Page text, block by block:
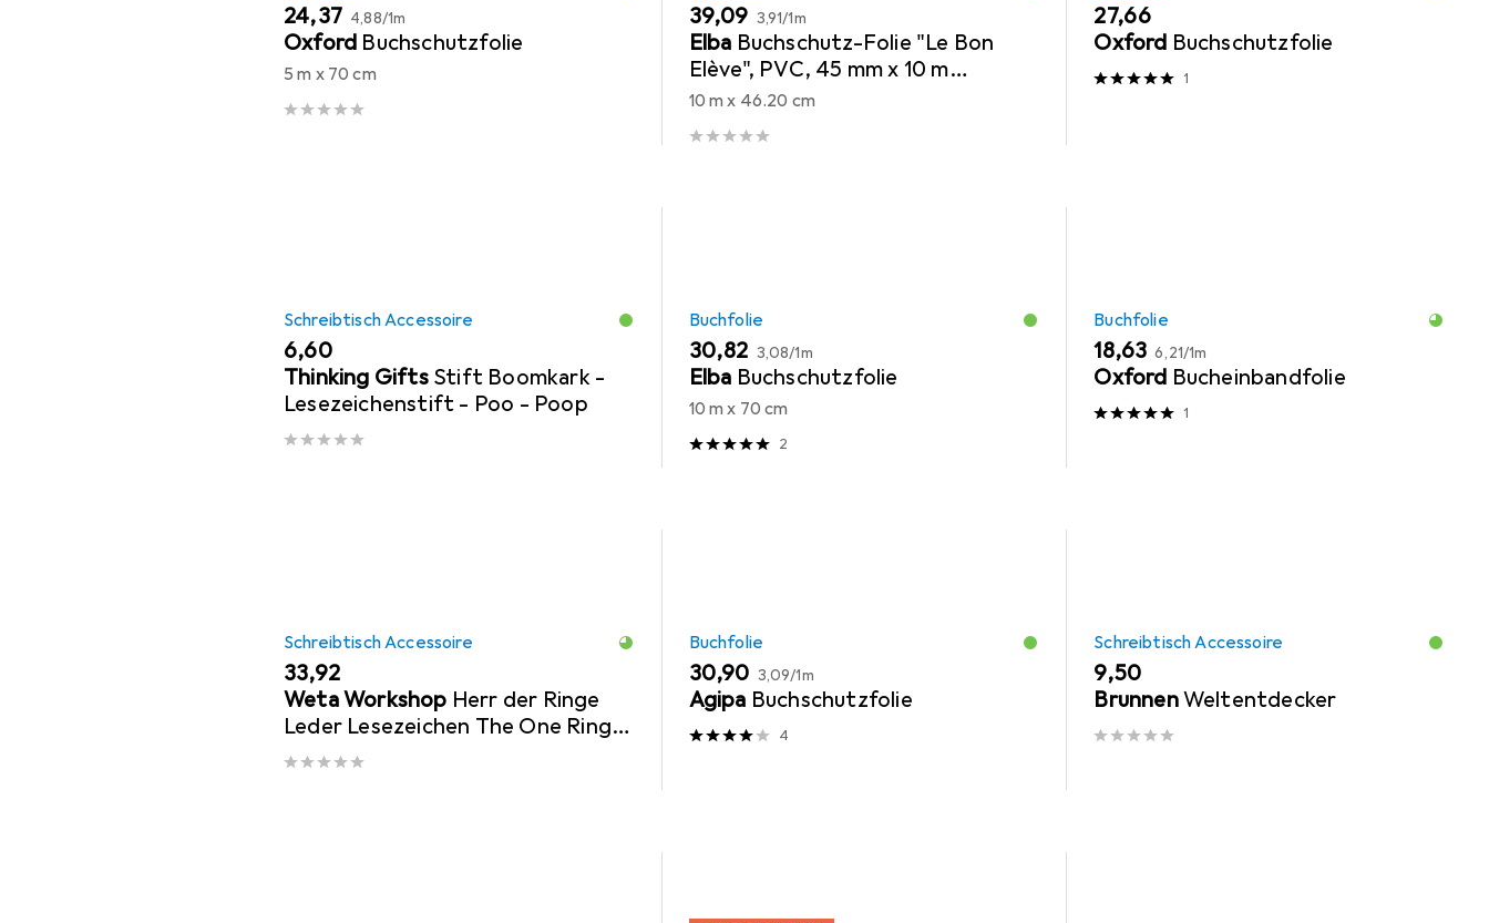
EUR
24,37 EUR
4,88/1m
Oxford Buchschutzfolie
5 m x 70 cm
EUR
39,09 EUR
3,91/1m
Elba Buchschutz-Folie "Le Bon
Elève", PVC, 45 mm x 10 m
transparent, zum Schutz von
Büchern
10 m x 46.20 cm
EUR
27,66
Oxford Buchschutzfolie
1
Schreibtisch Accessoire
EUR
6,60
Thinking Gifts Stift Boomkark -
Lesezeichenstift - Poo - Poop
Buchfolie
EUR
30,82 EUR
3,08/1m
Elba Buchschutzfolie
10 m x 70 cm
2
Buchfolie
EUR
18,63 EUR
6,21/1m
Oxford Bucheinbandfolie
1
Schreibtisch Accessoire
EUR
33,92
Weta Workshop Herr der Ringe
Leder Lesezeichen The One Ring
Inscription
Buchfolie
EUR
30,90 EUR
3,09/1m
Agipa Buchschutzfolie
4
Schreibtisch Accessoire
EUR
9,50
BrunnenWeltentdecker